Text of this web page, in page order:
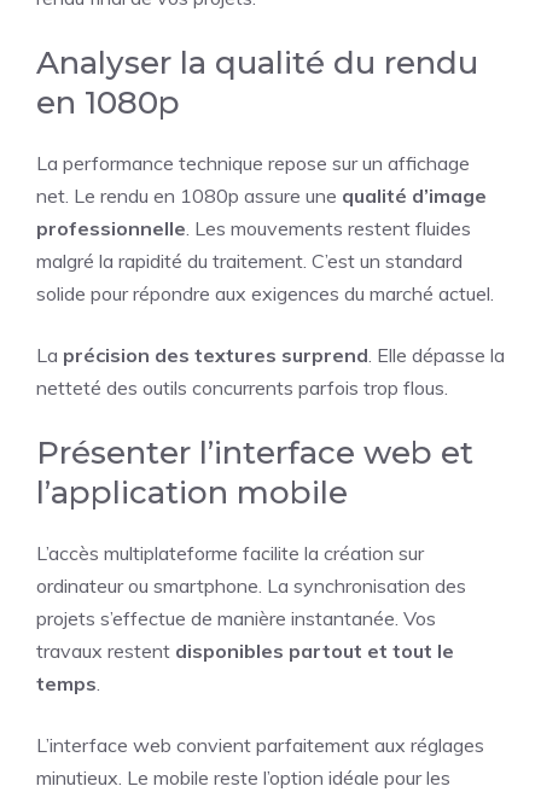
Analyser la qualité du rendu
en 1080p
La performance technique repose sur un affichage
net. Le rendu en 1080p assure une qualité d’image
professionnelle. Les mouvements restent fluides
malgré la rapidité du traitement. C’est un standard
solide pour répondre aux exigences du marché actuel.
La précision des textures surprend. Elle dépasse la
netteté des outils concurrents parfois trop flous.
Présenter l’interface web et
l’application mobile
L’accès multiplateforme facilite la création sur
ordinateur ou smartphone. La synchronisation des
projets s’effectue de manière instantanée. Vos
travaux restent disponibles partout et tout le
temps.
L’interface web convient parfaitement aux réglages
minutieux. Le mobile reste l’option idéale pour les